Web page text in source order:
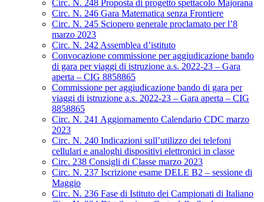
Circ. N. 248 Proposta di progetto spettacolo Majorana
Circ. N. 246 Gara Matematica senza Frontiere
Circ. N. 245 Sciopero generale proclamato per l’8
marzo 2023
Circ. N. 242 Assemblea d’istituto
Convocazione commissione per aggiudicazione bando
di gara per viaggi di istruzione a.s. 2022-23 – Gara
aperta – CIG 8858865
Commissione per aggiudicazione bando di gara per
viaggi di istruzione a.s. 2022-23 – Gara aperta – CIG
8858865
Circ. N. 241 Aggiornamento Calendario CDC marzo
2023
Circ. N. 240 Indicazioni sull’utilizzo dei telefoni
cellulari e analoghi dispositivi elettronici in classe
Circ. 238 Consigli di Classe marzo 2023
Circ. N. 237 Iscrizione esame DELE B2 – sessione di
Maggio
Circ. N. 236 Fase di Istituto dei Campionati di Italiano